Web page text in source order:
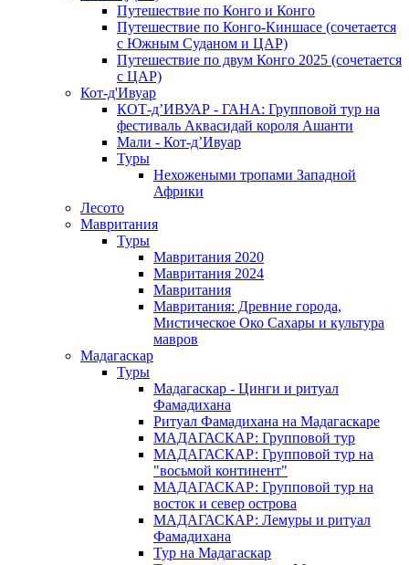
Путешествие по Конго и Конго
Путешествие по Конго-Киншасе (сочетается
с Южным Суданом и ЦАР)
Путешествие по двум Конго 2025 (сочетается
с ЦАР)
Кот-д'Ивуар
КОТ-д’ИВУАР - ГАНА: Групповой тур на
фестиваль Аквасидай короля Ашанти
Мали - Кот-д’Ивуар
Туры
Нехожеными тропами Западной
Африки
Лесото
Мавритания
Туры
Мавритания 2020
Мавритания 2024
Мавритания
Мавритания: Древние города,
Мистическое Око Сахары и культура
мавров
Мадагаскар
Туры
Мадагаскар - Цинги и ритуал
Фамадихана
Ритуал Фамадихана на Мадагаскаре
МАДАГАСКАР: Групповой тур
МАДАГАСКАР: Групповой тур на
"восьмой континент"
МАДАГАСКАР: Групповой тур на
восток и север острова
МАДАГАСКАР: Лемуры и ритуал
Фамадихана
Тур на Мадагаскар